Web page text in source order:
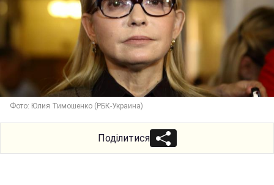
Фото: Юлия Тимошенко (РБК-Украина)
Поділитися